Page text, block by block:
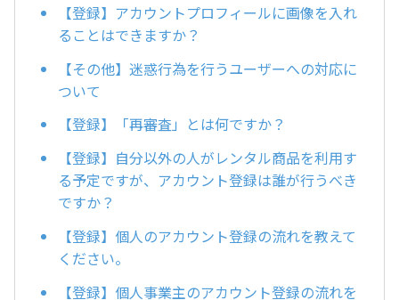
【登録】アカウントプロフィールに画像を入れ
ることはできますか？
【その他】迷惑行為を行うユーザーへの対応に
ついて
【登録】「再審査」とは何ですか？
【登録】自分以外の人がレンタル商品を利用す
る予定ですが、アカウント登録は誰が行うべき
ですか？
【登録】個人のアカウント登録の流れを教えて
ください。
【登録】個人事業主のアカウント登録の流れを